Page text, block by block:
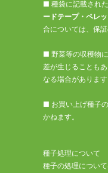
■ 種袋に記載された
ードテープ・ペレ
合については、保
■ 野菜等の収穫物
差が生じることも
なる場合があります
■ お買い上げ種子
かねます。
種子処理について
種子の処理につい